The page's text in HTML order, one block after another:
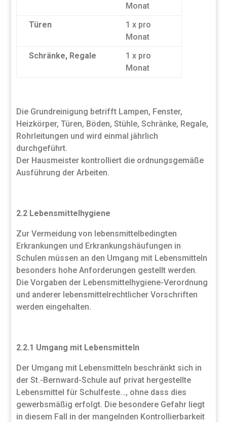
Monat
Türen
1 x pro
Monat
Schränke, Regale
1 x pro
Monat
Die Grundreinigung betrifft Lampen, Fenster,
Heizkörper, Türen, Böden, Stühle, Schränke, Regale,
Rohrleitungen und wird einmal jährlich
durchgeführt.
Der Hausmeister kontrolliert die ordnungsgemäße
Ausführung der Arbeiten.
2.2 Lebensmittelhygiene
Zur Vermeidung von lebensmittelbedingten
Erkrankungen und Erkrankungshäufungen in
Schulen müssen an den Umgang mit Lebensmitteln
besonders hohe Anforderungen gestellt werden.
Die Vorgaben der Lebensmittelhygiene-Verordnung
und anderer lebensmittelrechtlicher Vorschriften
werden eingehalten.
2.2.1 Umgang mit Lebensmitteln
Der Umgang mit Lebensmitteln beschränkt sich in
der St.-Bernward-Schule auf privat hergestellte
Lebensmittel für Schulfeste…, ohne dass dies
gewerbsmäßig erfolgt. Die besondere Gefahr liegt
in diesem Fall in der mangelnden Kontrollierbarkeit